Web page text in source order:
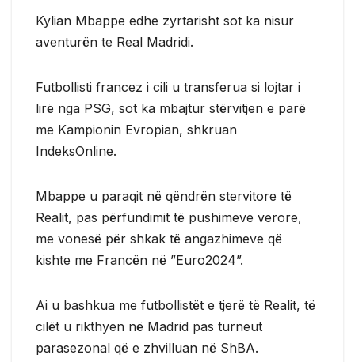
Kylian Mbappe edhe zyrtarisht sot ka nisur
aventurën te Real Madridi.
Futbollisti francez i cili u transferua si lojtar i
lirë nga PSG, sot ka mbajtur stërvitjen e parë
me Kampionin Evropian, shkruan
IndeksOnline.
Mbappe u paraqit në qëndrën stervitore të
Realit, pas përfundimit të pushimeve verore,
me vonesë për shkak të angazhimeve që
kishte me Francën në ”Euro2024”.
Ai u bashkua me futbollistët e tjerë të Realit, të
cilët u rikthyen në Madrid pas turneut
parasezonal që e zhvilluan në ShBA.